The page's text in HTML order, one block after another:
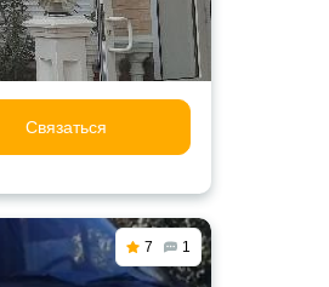
Связаться
7 1